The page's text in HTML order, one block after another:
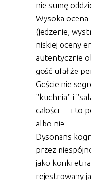
nie sumę
Wysoka
(jedzenie,
niskiej oceny
autentycznie
gość ufał że
Goście nie
"kuchnia" i
całości — i to
albo nie.
Dysonans
przez
jako
rejestrowany